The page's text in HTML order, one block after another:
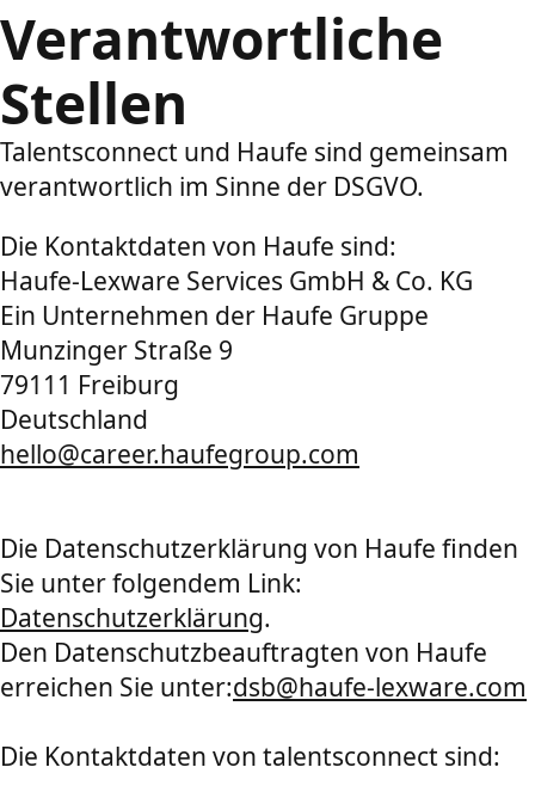
Verantwortliche
Stellen
Talentsconnect und Haufe sind gemeinsam
verantwortlich im Sinne der DSGVO.
Die Kontaktdaten von Haufe sind:
Haufe-Lexware Services GmbH & Co. KG
Ein Unternehmen der Haufe Gruppe
Munzinger Straße 9
79111 Freiburg
Deutschland
hello@career.haufegroup.com
Die Datenschutzerklärung von Haufe finden
Sie unter folgendem Link:
Datenschutzerklärung.
Den Datenschutzbeauftragten von Haufe
erreichen Sie unter:dsb@haufe-lexware.com
Die Kontaktdaten von talentsconnect sind: